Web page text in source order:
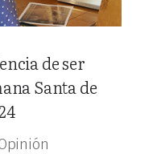
de ser
Santa de